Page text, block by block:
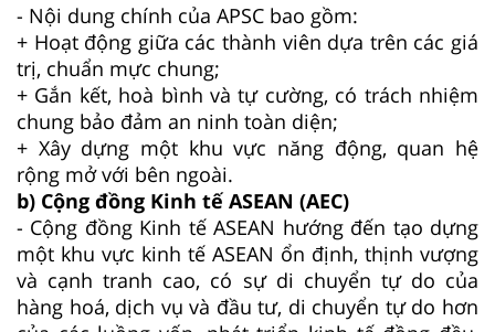
- Nội dung chính của APSC bao gồm:
+ Hoạt động giữa các thành viên dựa trên các giá
trị, chuẩn mực chung;
+ Gắn kết, hoà bình và tự cường, có trách nhiệm
chung bảo đảm an ninh toàn diện;
+ Xây dựng một khu vực năng động, quan hệ
rộng mở với bên ngoài.
b) Cộng đồng Kinh tế ASEAN (AEC)
- Cộng đồng Kinh tế ASEAN hướng đến tạo dựng
một khu vực kinh tế ASEAN ổn định, thịnh vượng
và cạnh tranh cao, có sự di chuyển tự do của
hàng hoá, dịch vụ và đầu tư, di chuyển tự do hơn